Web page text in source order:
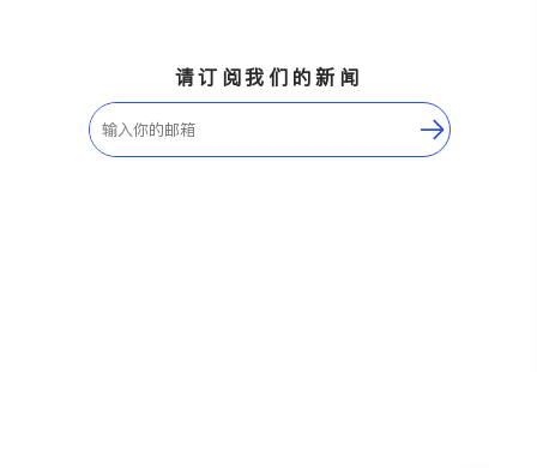
请订阅我们的新闻